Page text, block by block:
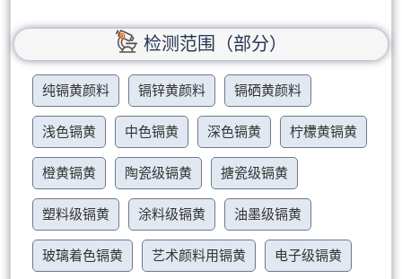
检测范围（部分）
纯镉黄颜料 镉锌黄颜料 镉硒黄颜料
浅色镉黄 中色镉黄 深色镉黄 柠檬黄镉黄
橙黄镉黄 陶瓷级镉黄 搪瓷级镉黄
塑料级镉黄 涂料级镉黄 油墨级镉黄
玻璃着色镉黄 艺术颜料用镉黄 电子级镉黄